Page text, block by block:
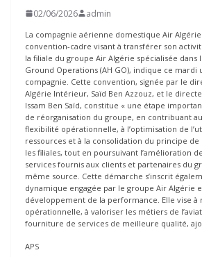
02/06/2026 admin
La compagnie aérienne domestique Air
convention-cadre visant à transférer son
la filiale du groupe Air Algérie spécialisée dans
Ground Operations (AH GO), indique ce mardi
compagnie. Cette convention, signée par le
Algérie Intérieur, Saïd Ben Azzouz, et le
Issam Ben Saïd, constitue « une étape
de réorganisation du groupe, en contribuant
flexibilité opérationnelle, à l’optimisation de
ressources et à la consolidation du principe
les filiales, tout en poursuivant l’amélioration
services fournis aux clients et partenaires du
même source. Cette démarche s’inscrit
dynamique engagée par le groupe Air Algérie
développement de la performance. Elle vise à
opérationnelle, à valoriser les métiers de
fourniture de services de meilleure qualité,
APS